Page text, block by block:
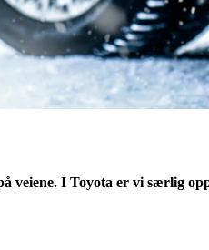
I Toyota er vi særlig